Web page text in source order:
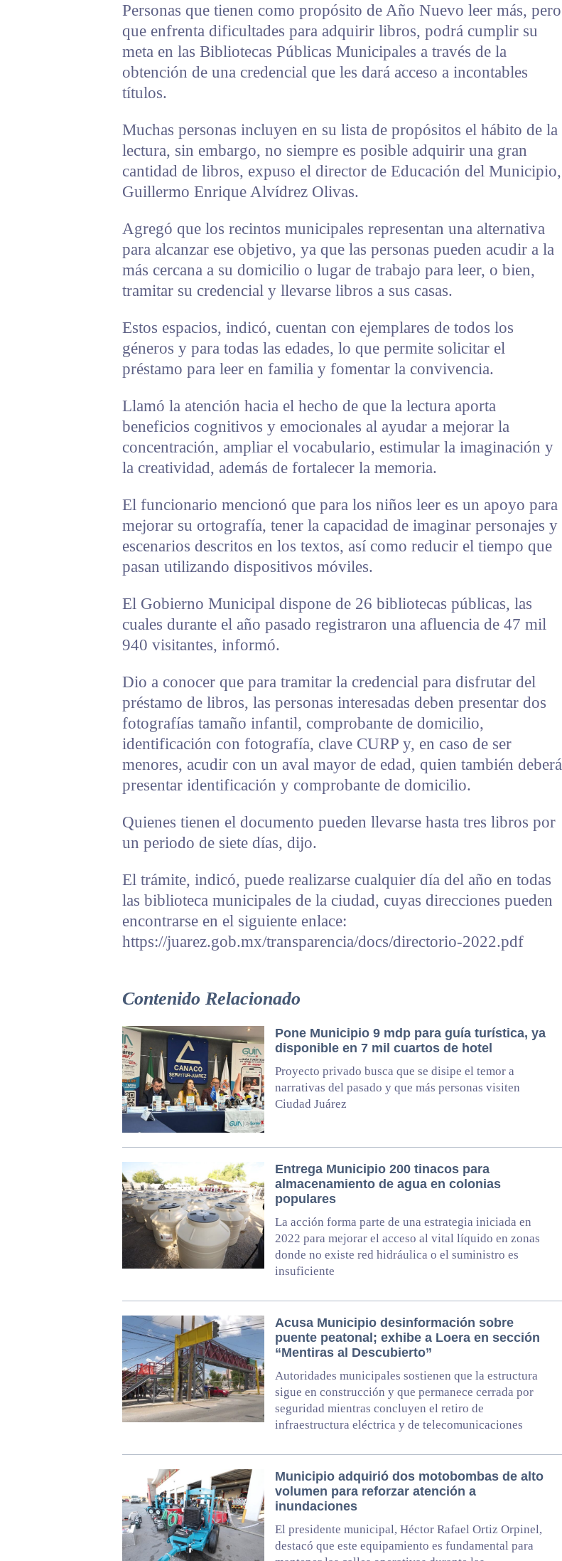
Personas que tienen como propósito de Año Nuevo leer más, pero
que enfrenta dificultades para adquirir libros, podrá cumplir su
meta en las Bibliotecas Públicas Municipales a través de la
obtención de una credencial que les dará acceso a incontables
títulos.
Muchas personas incluyen en su lista de propósitos el hábito de la
lectura, sin embargo, no siempre es posible adquirir una gran
cantidad de libros, expuso el director de Educación del Municipio,
Guillermo Enrique Alvídrez Olivas.
Agregó que los recintos municipales representan una alternativa
para alcanzar ese objetivo, ya que las personas pueden acudir a la
más cercana a su domicilio o lugar de trabajo para leer, o bien,
tramitar su credencial y llevarse libros a sus casas.
Estos espacios, indicó, cuentan con ejemplares de todos los
géneros y para todas las edades, lo que permite solicitar el
préstamo para leer en familia y fomentar la convivencia.
Llamó la atención hacia el hecho de que la lectura aporta
beneficios cognitivos y emocionales al ayudar a mejorar la
concentración, ampliar el vocabulario, estimular la imaginación y
la creatividad, además de fortalecer la memoria.
El funcionario mencionó que para los niños leer es un apoyo para
mejorar su ortografía, tener la capacidad de imaginar personajes y
escenarios descritos en los textos, así como reducir el tiempo que
pasan utilizando dispositivos móviles.
El Gobierno Municipal dispone de 26 bibliotecas públicas, las
cuales durante el año pasado registraron una afluencia de 47 mil
940 visitantes, informó.
Dio a conocer que para tramitar la credencial para disfrutar del
préstamo de libros, las personas interesadas deben presentar dos
fotografías tamaño infantil, comprobante de domicilio,
identificación con fotografía, clave CURP y, en caso de ser
menores, acudir con un aval mayor de edad, quien también deberá
presentar identificación y comprobante de domicilio.
Quienes tienen el documento pueden llevarse hasta tres libros por
un periodo de siete días, dijo.
El trámite, indicó, puede realizarse cualquier día del año en todas
las biblioteca municipales de la ciudad, cuyas direcciones pueden
encontrarse en el siguiente enlace:
https://juarez.gob.mx/transparencia/docs/directorio-2022.pdf
Contenido Relacionado
Pone Municipio 9 mdp para guía turística, ya
disponible en 7 mil cuartos de hotel
Proyecto privado busca que se disipe el temor a
narrativas del pasado y que más personas visiten
Ciudad Juárez
Entrega Municipio 200 tinacos para
almacenamiento de agua en colonias
populares
La acción forma parte de una estrategia iniciada en
2022 para mejorar el acceso al vital líquido en zonas
donde no existe red hidráulica o el suministro es
insuficiente
Acusa Municipio desinformación sobre
puente peatonal; exhibe a Loera en sección
“Mentiras al Descubierto”
Autoridades municipales sostienen que la estructura
sigue en construcción y que permanece cerrada por
seguridad mientras concluyen el retiro de
infraestructura eléctrica y de telecomunicaciones
Municipio adquirió dos motobombas de alto
volumen para reforzar atención a
inundaciones
El presidente municipal, Héctor Rafael Ortiz Orpinel,
destacó que este equipamiento es fundamental para